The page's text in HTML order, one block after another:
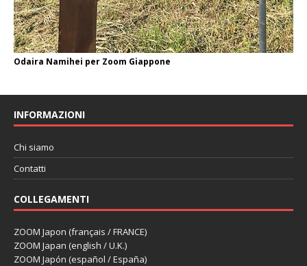
Odaira Namihei per Zoom Giappone
INFORMAZIONI
Chi siamo
Contatti
COLLEGAMENTI
ZOOM Japon (français / FRANCE)
ZOOM Japan (english / U.K.)
ZOOM Japón (español / España)